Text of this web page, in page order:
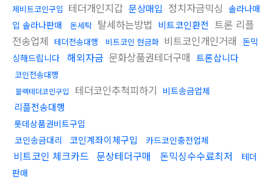
제비트코인구입 테더개인지갑 문상매입 정치자금믹싱 솔라나매
입 솔라나판매
돈세탁 탈세하는방법 비트코인환전 트론 리플
전송업체 테더전송대행 비트코인 현금화 비트코인개인거래 돈믹
싱해드립니다
해외자금 문화상품권테더구매 트론삽니다
코인전송대행
블랙테더코인구입 테더코인추척피하기 비트송금업체
리플전송대행
롯데상품권비트구입
코인송금대리
코인계좌이체구입 카드코인충전업체
비트코인 체크카드 문상테더구매 돈믹싱수수료최저
테더
판매